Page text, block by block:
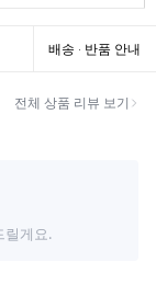
배송 · 반품 안내